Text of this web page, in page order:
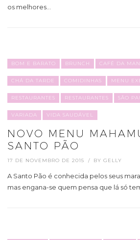
os melhores…
BOM E BARATO BRUNCH CAFÉ DA
CHÁ DA TARDE COMIDINHAS MENU
RESTAURANTES RESTAURANTES SÃO
VARIADA VIDA SAUDÁVEL
NOVO MENU
SANTO PÃO
17 DE NOVEMBRO DE 2015 BY GELLY
A Santo Pão é conhecida pelos seus
mas engana-se quem pensa que lá só